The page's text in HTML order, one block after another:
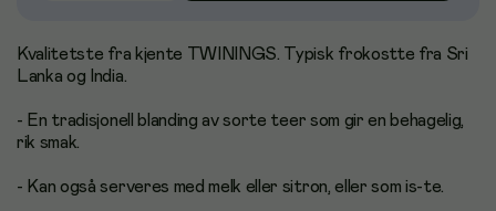
Kvalitetste fra kjente TWININGS. Typisk frokostte fra Sri
Lanka og India.
- En tradisjonell blanding av sorte teer som gir en behagelig,
rik smak.
- Kan også serveres med melk eller sitron, eller som is-te.